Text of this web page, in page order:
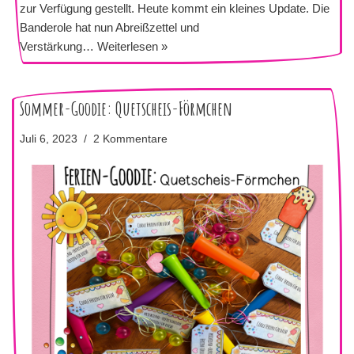
zur Verfügung gestellt. Heute kommt ein kleines Update. Die
Banderole hat nun Abreißzettel und
Verstärkung… Weiterlesen »
Sommer-Goodie: Quetscheis-Förmchen
Juli 6, 2023 2 Kommentare